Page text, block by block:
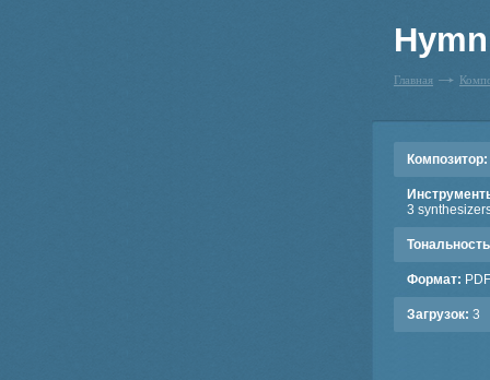
Главная
Композитор:
3
Формат: PDF
Загрузок: 3